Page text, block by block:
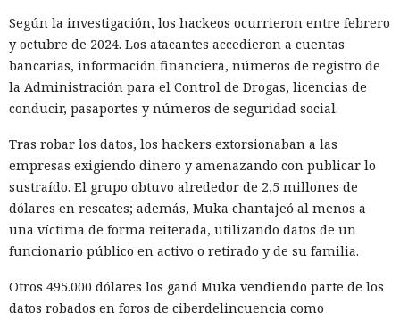
Según la investigación, los hackeos ocurrieron entre febrero
y octubre de 2024. Los atacantes accedieron a cuentas
bancarias, información financiera, números de registro de
la Administración para el Control de Drogas, licencias de
conducir, pasaportes y números de seguridad social.
Tras robar los datos, los hackers extorsionaban a las
empresas exigiendo dinero y amenazando con publicar lo
sustraído. El grupo obtuvo alrededor de 2,5 millones de
dólares en rescates; además, Muka chantajeó al menos a
una víctima de forma reiterada, utilizando datos de un
funcionario público en activo o retirado y de su familia.
Otros 495.000 dólares los ganó Muka vendiendo parte de los
datos robados en foros de ciberdelincuencia como